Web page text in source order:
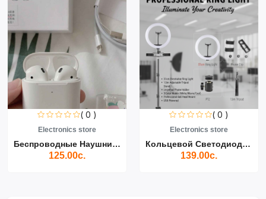
( 0 )
Electronics store
Беспроводные Наушники Air...
125.00с.
( 0 )
Electronics store
Кольцевой Светодиодный Св...
139.00с.